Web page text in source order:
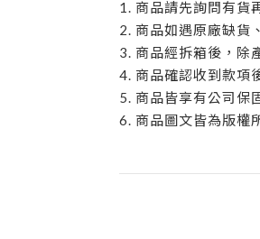
1. 商品請先詢問有貨
2. 商品如遇原廠缺貨
3. 商品經拆箱後，除
4. 商品確認收到款項
5. 商品皆享有公司保
6. 商品圖文皆為版權